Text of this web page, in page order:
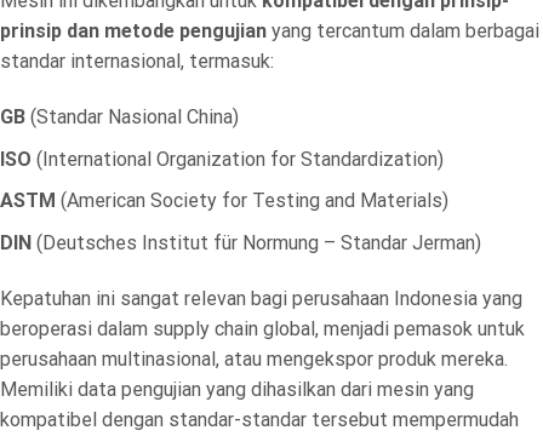
prinsip dan metode pengujian yang tercantum dalam berbagai
standar internasional, termasuk:
GB (Standar Nasional China)
ISO (International Organization for Standardization)
ASTM (American Society for Testing and Materials)
DIN (Deutsches Institut für Normung – Standar Jerman)
Kepatuhan ini sangat relevan bagi perusahaan Indonesia yang
beroperasi dalam supply chain global, menjadi pemasok untuk
perusahaan multinasional, atau mengekspor produk mereka.
Memiliki data pengujian yang dihasilkan dari mesin yang
kompatibel dengan standar-standar tersebut mempermudah